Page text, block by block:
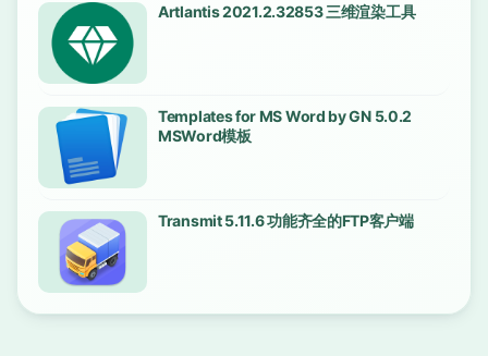
Artlantis 2021.2.32853 三维渲染工具
Templates for MS Word by GN 5.0.2
MSWord模板
Transmit 5.11.6 功能齐全的FTP客户端